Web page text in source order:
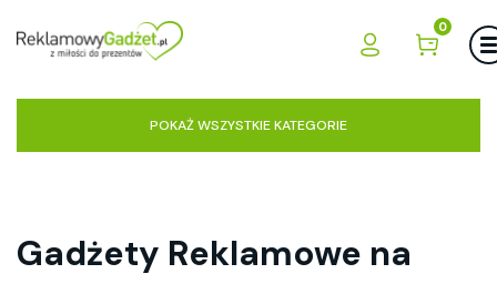
0
POKAŻ WSZYSTKIE KATEGORIE
Gadżety Reklamowe na